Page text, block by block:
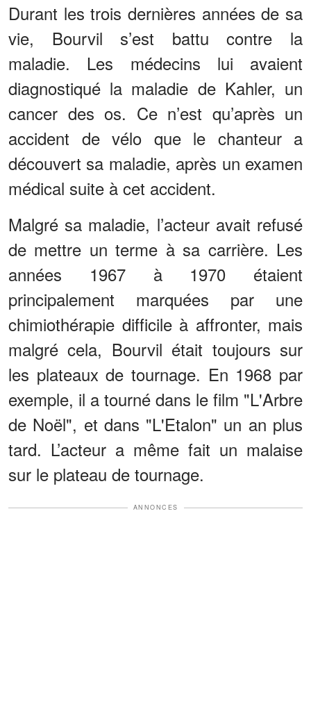
Durant les trois dernières années de sa
vie, Bourvil s’est battu contre la
maladie. Les médecins lui avaient
diagnostiqué la maladie de Kahler, un
cancer des os. Ce n’est qu’après un
accident de vélo que le chanteur a
découvert sa maladie, après un examen
médical suite à cet accident.
Malgré sa maladie, l’acteur avait refusé
de mettre un terme à sa carrière. Les
années 1967 à 1970 étaient
principalement marquées par une
chimiothérapie difficile à affronter, mais
malgré cela, Bourvil était toujours sur
les plateaux de tournage. En 1968 par
exemple, il a tourné dans le film "L'Arbre
de Noël", et dans "L'Etalon" un an plus
tard. L’acteur a même fait un malaise
sur le plateau de tournage.
ANNONCES